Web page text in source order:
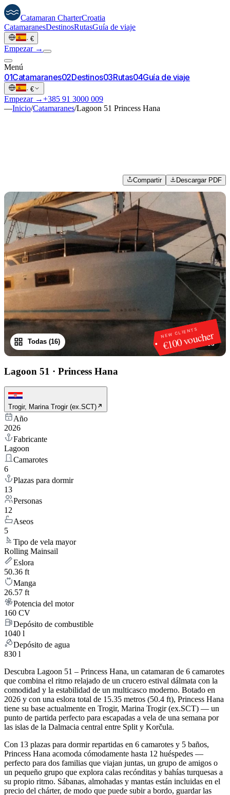
Catamaran CharterCroatia
CatamaranesDestinosRutasGuía de viaje
· €
Empezar →
Menú
01Catamaranes02Destinos03Rutas04Guía de viaje
· €
Empezar →+385 91 3000 009
—Inicio/Catamaranes/Lagoon 51 Princess Hana
Compartir Descargar PDF
NEW CLIENTS
€100 voucher
1/16
Todas (16)
Lagoon 51 · Princess Hana
Trogir, Marina Trogir (ex.SCT)
Año
2026
Fabricante
Lagoon
Camarotes
6
Plazas para dormir
13
Personas
12
Aseos
5
Tipo de vela mayor
Rolling Mainsail
Eslora
50.36 ft
Manga
26.57 ft
Potencia del motor
160 CV
Depósito de combustible
1040 l
Depósito de agua
830 l
Descubra Lagoon 51 – Princess Hana, un catamaran de 6 camarotes
que combina el ritmo relajado de un crucero estival dálmata con la
comodidad y la estabilidad de un multicasco moderno. Botado en
2026 y con una eslora total de 15.35 metros (50.4 ft), Princess Hana
tiene su base actualmente en Trogir, Marina Trogir (ex.SCT) — un
punto de partida perfecto para escapadas a vela de una semana por
las islas de la Dalmacia central entre Split y Korčula.
Con 13 plazas para dormir repartidas en 6 camarotes y 5 baños,
Princess Hana acomoda cómodamente hasta 12 huéspedes —
perfecto para dos familias que viajan juntas, un grupo de amigos o
un pequeño grupo que explora calas recónditas y bahías turquesas a
su propio ritmo. Sábanas, almohadas y mantas están incluidas en el
precio del chárter, de modo que puede subir a bordo, guardar las